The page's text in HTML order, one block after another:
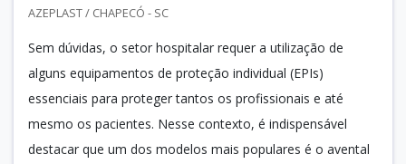
AZEPLAST / CHAPECÓ - SC
Sem dúvidas, o setor hospitalar requer a utilização de
alguns equipamentos de proteção individual (EPIs)
essenciais para proteger tantos os profissionais e até
mesmo os pacientes. Nesse contexto, é indispensável
destacar que um dos modelos mais populares é o avental